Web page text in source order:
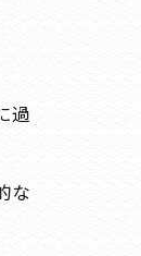
過
な